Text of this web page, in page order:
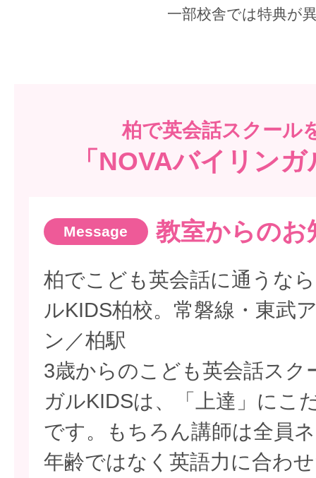
一部校舎では特典が
柏で英会話スクール
「NOVAバイリン
教室からのお
柏でこども英会話に通うな
ルKIDS柏校。常磐線・東武
ン／柏駅
3歳からのこども英会話スク
ガルKIDSは、「上達」にこ
です。もちろん講師は全員
年齢ではなく英語力に合わ